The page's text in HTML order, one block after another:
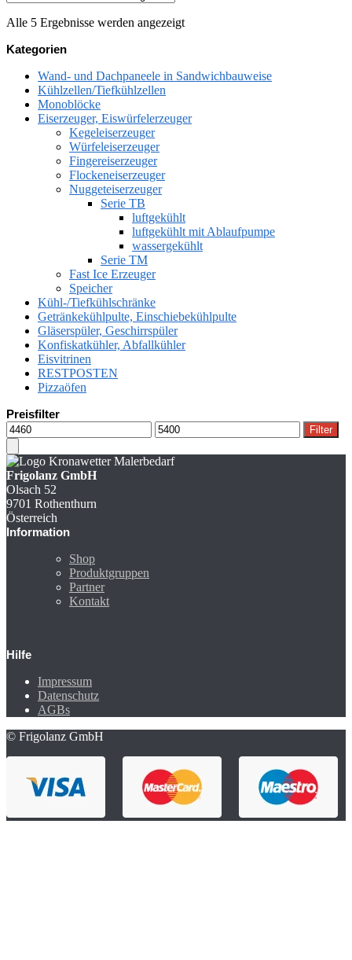
Alle 5 Ergebnisse werden angezeigtNach
Kategorien
Wand- und Dachpaneele in Sandwichbauweise
Kühlzellen/Tiefkühlzellen
Monoblöcke
Eiserzeuger, Eiswürfelerzeuger
Kegeleiserzeuger
Würfeleiserzeuger
Fingereiserzeuger
Flockeneiserzeuger
Nuggeteiserzeuger
Serie TB
luftgekühlt
luftgekühlt mit Ablaufpumpe
wassergekühlt
Serie TM
Fast Ice Erzeuger
Speicher
Kühl-/Tiefkühlschränke
Getränkekühlpulte, Einschiebekühlpulte
Gläserspüler, Geschirrspüler
Konfiskatkühler, Abfallkühler
Eisvitrinen
RESTPOSTEN
Pizzaöfen
Preisfilter
Min.
Preis
Max.
Preis
Filter
Frigolanz GmbH
Olsach 52
9701 Rothenthurn
Österreich
Information
Shop
Produktgruppen
Partner
Kontakt
Hilfe
Impressum
Datenschutz
AGBs
© Frigolanz GmbH